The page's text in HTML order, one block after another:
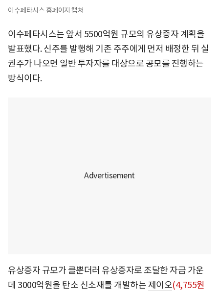
이수페타시스 홈페이지 캡처
이수페타시스는 앞서 5500억원 규모의 유상증자 계획을
발표했다. 신주를 발행해 기존 주주에게 먼저 배정한 뒤 실
권주가 나오면 일반 투자자를 대상으로 공모를 진행하는
방식이다.
유상증자 규모가 클뿐더러 유상증자로 조달한 자금 가운
데 3000억원을 탄소 신소재를 개발하는제이오(4,755원